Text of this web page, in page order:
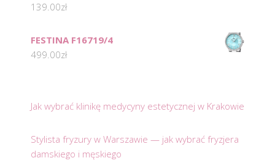
139.00zł
FESTINA F16719/4
499.00zł
Jak wybrać klinikę medycyny estetycznej w Krakowie
Stylista fryzury w Warszawie — jak wybrać fryzjera
damskiego i męskiego